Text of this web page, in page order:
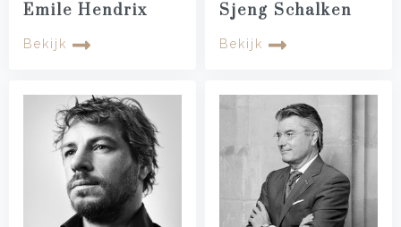
Emile Hendrix
Bekijk
Sjeng Schalken
Bekijk